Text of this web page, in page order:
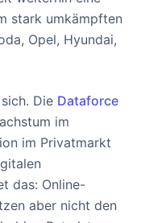
stark umkämpften
Opel, Hyundai,
Die Dataforce
im
im Privatmarkt
das: Online-
aber nicht den